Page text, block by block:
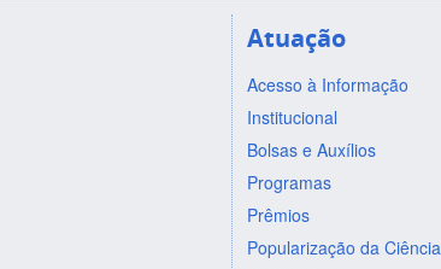
Atuação
Acesso à Informação
Institucional
Bolsas e Auxílios
Programas
Prêmios
Popularização da Ciência